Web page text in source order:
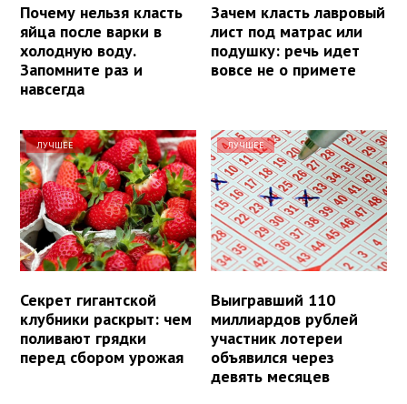
Почему нельзя класть
яйца после варки в
холодную воду.
Запомните раз и
навсегда
Зачем класть лавровый
лист под матрас или
подушку: речь идет
вовсе не о примете
ЛУЧШЕЕ
Секрет гигантской
клубники раскрыт: чем
поливают грядки
перед сбором урожая
ЛУЧШЕЕ
Выигравший 110
миллиардов рублей
участник лотереи
объявился через
девять месяцев